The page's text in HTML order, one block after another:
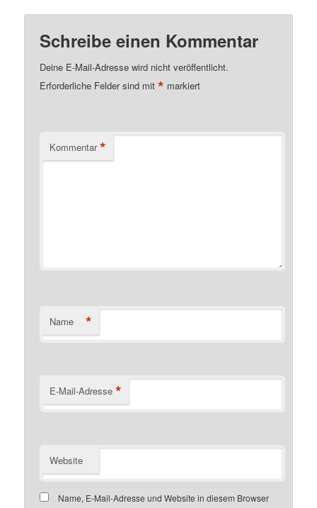
Schreibe einen Kommentar
Deine E-Mail-Adresse wird nicht veröffentlicht.
Erforderliche Felder sind mit* markiert
Kommentar *
Name *
E-Mail-Adresse *
Website
Name, E-Mail-Adresse und Website in diesem Browser